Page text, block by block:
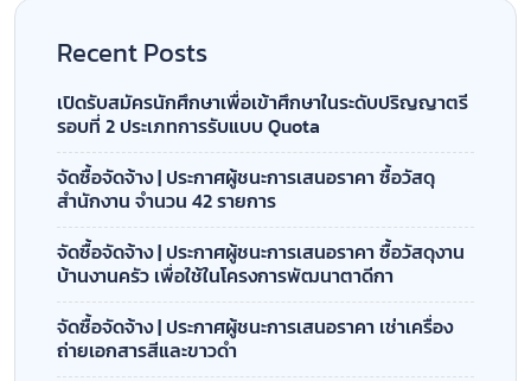
Recent Posts
เปิดรับสมัครนักศึกษาเพื่อเข้าศึกษาในระดับปริญญาตรี
รอบที่ 2 ประเภทการรับแบบ Quota
จัดซื้อจัดจ้าง | ประกาศผู้ชนะการเสนอราคา ซื้อวัสดุ
สำนักงาน จำนวน 42 รายการ
จัดซื้อจัดจ้าง | ประกาศผู้ชนะการเสนอราคา ซื้อวัสดุงาน
บ้านงานครัว เพื่อใช้ในโครงการพัฒนาตาดีกา
จัดซื้อจัดจ้าง | ประกาศผู้ชนะการเสนอราคา เช่าเครื่อง
ถ่ายเอกสารสีและขาวดำ